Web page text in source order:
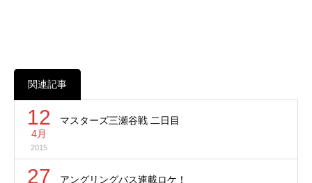
関連記事
12
4月
2015
マスターズ三瀬谷戦 二日目
27 アングリングバス連載ロケ！